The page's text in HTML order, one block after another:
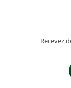
Recevez